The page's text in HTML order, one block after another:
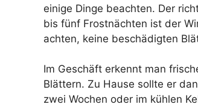
einige Dinge beachten. Der
bis fünf Frostnächten ist der
achten, keine beschädigten
Im Geschäft erkennt man
Blättern. Zu Hause sollte er
zwei Wochen oder im kühlen